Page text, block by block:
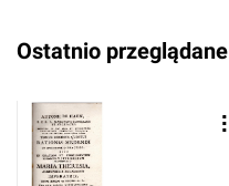
Ostatnio przeglądane